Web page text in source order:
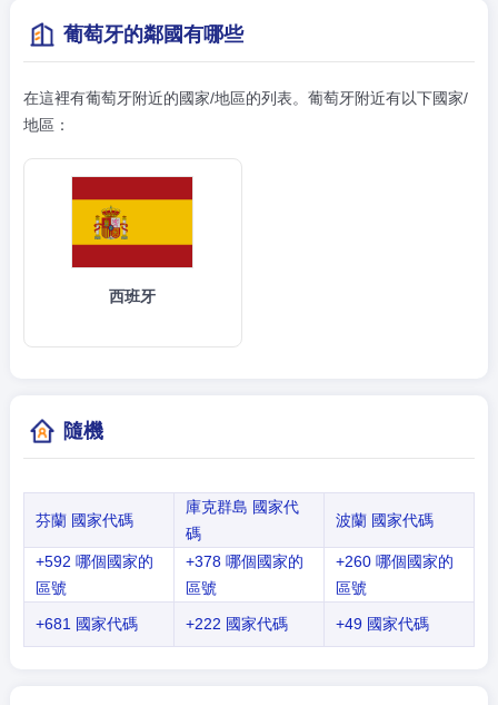
葡萄牙的鄰國有哪些
在這裡有葡萄牙附近的國家/地區的列表。葡萄牙附近有以下國家/
地區：
西班牙
隨機
芬蘭 國家代碼
庫克群島 國家代
碼
波蘭 國家代碼
+592 哪個國家的
區號
+378 哪個國家的
區號
+260 哪個國家的
區號
+681 國家代碼
+222 國家代碼 +49 國家代碼